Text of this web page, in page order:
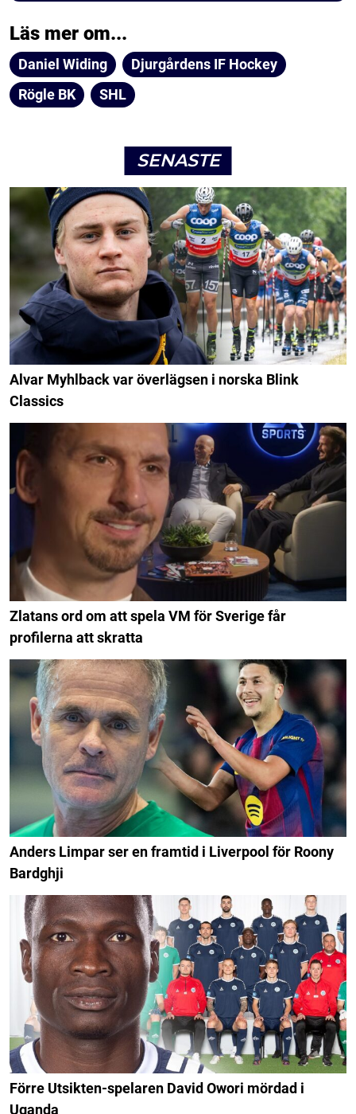
Läs mer om...
Daniel Widing
Djurgårdens IF Hockey
Rögle BK
SHL
SENASTE
Alvar Myhlback var överlägsen i norska Blink
Classics
Zlatans ord om att spela VM för Sverige får
profilerna att skratta
Anders Limpar ser en framtid i Liverpool för Roony
Bardghji
Förre Utsikten-spelaren David Owori mördad i
Uganda